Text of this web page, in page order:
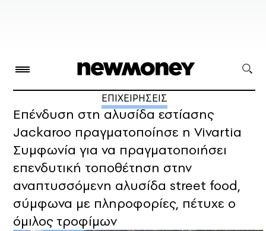
ΕΠΙΧΕΙΡΗΣΕΙΣ
Επένδυση στη αλυσίδα εστίασης
Jackaroo πραγματοποίησε η Vivartia
Συμφωνία για να πραγματοποιήσει
επενδυτική τοποθέτηση στην
αναπτυσσόμενη αλυσίδα street food,
σύμφωνα με πληροφορίες, πέτυχε ο
όμιλος τροφίμων